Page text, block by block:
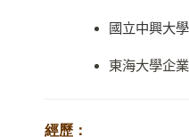
國立中興大
東海大學企
經歷：